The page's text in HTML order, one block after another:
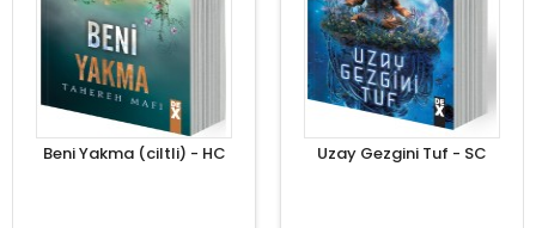
Beni Yakma (ciltli) - HC Uzay Gezgini Tuf - SC